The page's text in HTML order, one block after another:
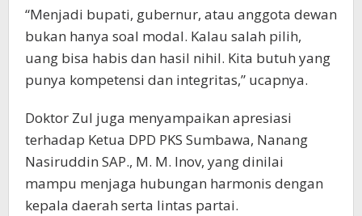
“Menjadi bupati, gubernur, atau anggota dewan
bukan hanya soal modal. Kalau salah pilih,
uang bisa habis dan hasil nihil. Kita butuh yang
punya kompetensi dan integritas,” ucapnya.
Doktor Zul juga menyampaikan apresiasi
terhadap Ketua DPD PKS Sumbawa, Nanang
Nasiruddin SAP., M. M. Inov, yang dinilai
mampu menjaga hubungan harmonis dengan
kepala daerah serta lintas partai.